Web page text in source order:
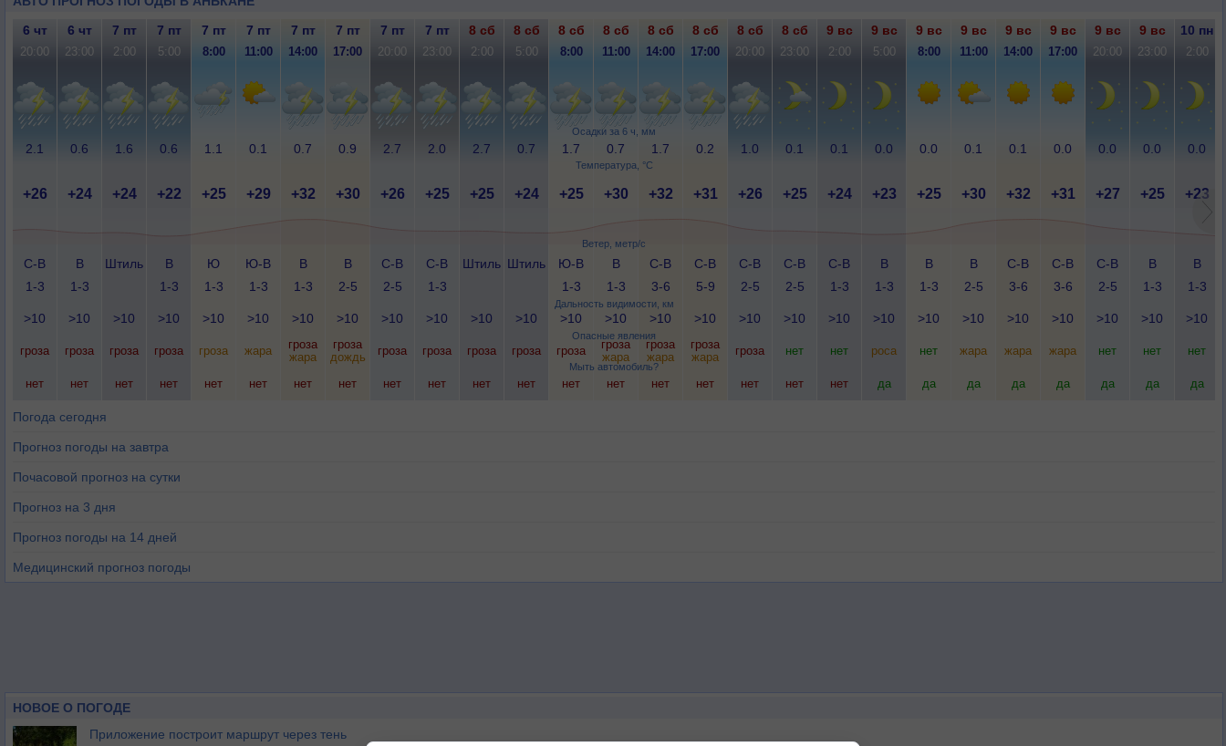
Осадки за 6 ч, мм
Температура, °C
Ветер, метр/с
Дальность видимости, км
Опасные явления
Мыть автомобиль?
6 чт 6 чт 7 пт 7 пт 7 пт 7 пт 7 пт 7 пт 7 пт 7 пт 8 сб 8 сб 8 сб 8 сб 8 сб 8 сб 8 сб 8 сб 9 вс 9 вс 9 вс 9 вс 9 вс 9 вс 9 вс 9 вс 10 пн
20:00 23:00 2:00 5:00 8:00 11:00 14:00 17:00 20:00 23:00 2:00 5:00 8:00 11:00 14:00 17:00 20:00 23:00 2:00 5:00 8:00 11:00 14:00 17:00 20:00 23:00 2:00
2.1 0.6 1.6 0.6 1.1 0.1 0.7 0.9 2.7 2.0 2.7 0.7 1.7 0.7 1.7 0.2 1.0 0.1 0.1 0.0 0.0 0.1 0.1 0.0 0.0 0.0 0.0
+26 +24 +24 +22 +25 +29 +32 +30 +26 +25 +25 +24 +25 +30 +32 +31 +26 +25 +24 +23 +25 +30 +32 +31 +27 +25 +23
С-В
1-3
В
1-3
Штиль
В
1-3
Ю
1-3
Ю-В
1-3
В
1-3
В
2-5
С-В
2-5
С-В
1-3
Штиль Штиль
Ю-В
1-3
В
1-3
С-В
3-6
С-В
5-9
С-В
2-5
С-В
2-5
С-В
1-3
В
1-3
В
1-3
В
2-5
С-В
3-6
С-В
3-6
С-В
2-5
В
1-3
В
1-3
>10 >10 >10 >10 >10 >10 >10 >10 >10 >10 >10 >10 >10 >10 >10 >10 >10 >10 >10 >10 >10 >10 >10 >10 >10 >10 >10
гроза гроза гроза гроза гроза жара
гроза
жара
гроза
дождь
гроза гроза гроза гроза гроза
гроза
жара
гроза
жара
гроза
жара
гроза нет нет роса нет жара жара жара нет нет нет
нет нет нет нет нет нет нет нет нет нет нет нет нет нет нет нет нет нет нет да да да да да да да да
Погода сегодня
Прогноз погоды на завтра
Почасовой прогноз на сутки
Прогноз на 3 дня
Прогноз погоды на 14 дней
Медицинский прогноз погоды
НОВОЕ О ПОГОДЕ
Приложение построит маршрут через тень